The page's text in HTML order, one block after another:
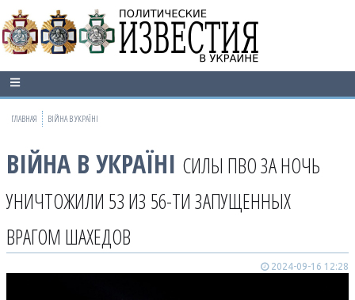
ГЛАВНАЯ ВІЙНА В УКРАЇНІ
ВІЙНА В УКРАЇНІ СИЛЫ ПВО ЗА НОЧЬ
УНИЧТОЖИЛИ 53 ИЗ 56-ТИ ЗАПУЩЕННЫХ
ВРАГОМ ШАХЕДОВ
2024-09-16 12:28